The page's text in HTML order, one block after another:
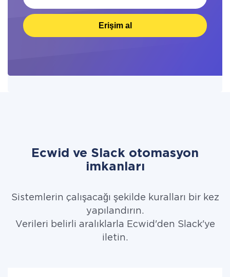
Erişim al
Ecwid ve Slack otomasyon
imkanları
Sistemlerin çalışacağı şekilde kuralları bir kez
yapılandırın.
Verileri belirli aralıklarla Ecwid'den Slack'ye
iletin.